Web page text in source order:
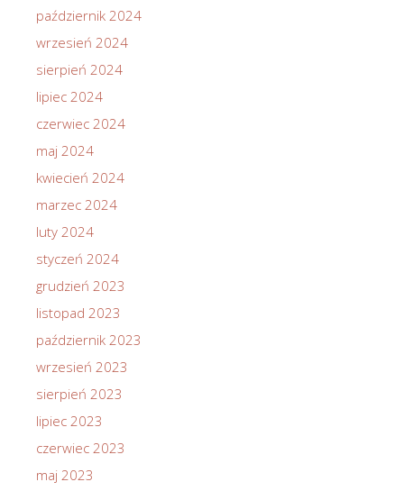
październik 2024
wrzesień 2024
sierpień 2024
lipiec 2024
czerwiec 2024
maj 2024
kwiecień 2024
marzec 2024
luty 2024
styczeń 2024
grudzień 2023
listopad 2023
październik 2023
wrzesień 2023
sierpień 2023
lipiec 2023
czerwiec 2023
maj 2023